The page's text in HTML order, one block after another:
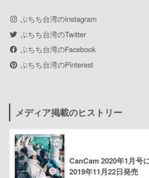
ぷちち台湾のInstagram
ぷちち台湾のTwitter
ぷちち台湾のFacebook
ぷちち台湾のPinterest
メディア掲載のヒストリー
CanCam 2020年1月号
2019年11月22日発売